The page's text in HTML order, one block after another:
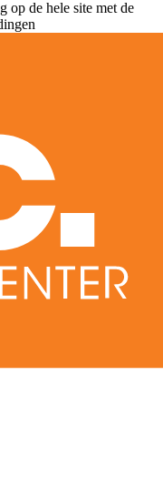
de hele site met de